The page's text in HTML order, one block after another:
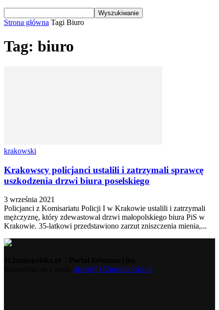
Strona główna Tagi Biuro
Tag: biuro
krakowski
Krakowscy policjanci ustalili i zatrzymali sprawcę
uszkodzenia drzwi biura poselskiego
3 września 2021
Policjanci z Komisariatu Policji I w Krakowie ustalili i zatrzymali
mężczyznę, który zdewastował drzwi małopolskiego biura PiS w
Krakowie. 35-latkowi przedstawiono zarzut zniszczenia mienia,...
alarm@112malopolska.pl